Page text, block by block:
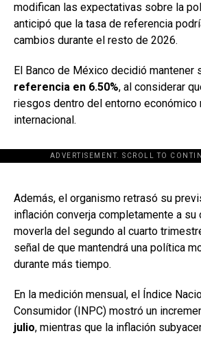
modifican las expectativas sobre la
anticipó que la tasa de referencia
cambios durante el resto de 2026.
El Banco de México decidió mantener
referencia en 6.50%, al considerar
riesgos dentro del entorno económico
internacional.
ADVERTISEMENT. SCROLL TO
[adsforwp
Además, el organismo retrasó su
inflación converja completamente a su
moverla del segundo al cuarto
señal de que mantendrá una política
durante más tiempo.
En la medición mensual, el Índice
Consumidor (INPC) mostró un
julio, mientras que la inflación